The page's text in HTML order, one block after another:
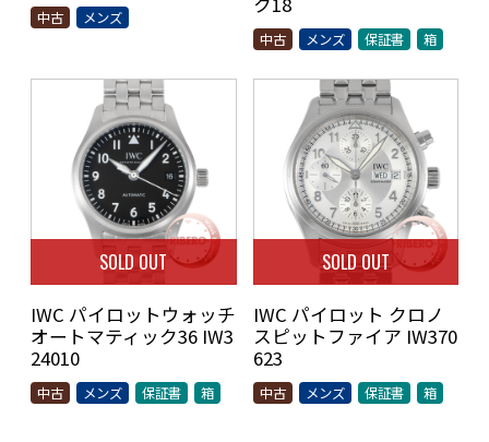
中古 メンズ
中古 メンズ 保証書 箱
SOLD OUT
IWC パイロットウォッチ
オートマティック36 IW3
24010
中古 メンズ 保証書 箱
SOLD OUT
IWC パイロット クロノ
スピットファイア IW370
623
中古 メンズ 保証書 箱